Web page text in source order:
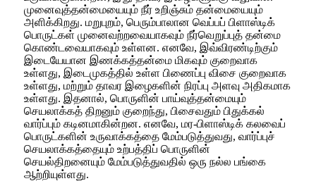
முனைவுத்தன்மையையும் நீர் உறிஞ்சும் தன்மையையும்
அளிக்கிறது. மறுபுறம், பெரும்பாலான வெப்பப் பிளாஸ்டிக்
பொருட்கள் முனைவற்றவையாகவும் நீர்வெறுப்புத் தன்மை
கொண்டவையாகவும் உள்ளன. எனவே, இவ்விரண்டிற்கும்
இடையேயான இணக்கத்தன்மை மிகவும் குறைவாக
உள்ளது, இடைமுகத்தில் உள்ள பிணைப்பு விசை குறைவாக
உள்ளது, மற்றும் தாவர இழைகளின் நிரப்பு அளவு அதிகமாக
உள்ளது. இதனால், பொருளின் பாய்வுத்தன்மையும்
செயலாக்கத் திறனும் குறைந்து, பிசைவதும் பிதுக்கல்
வார்ப்பும் கடினமாகின்றன. எனவே, மர-பிளாஸ்டிக் கலவைப்
பொருட்களின் உருவாக்கத்தை மேம்படுத்துவது, வார்ப்புச்
செயலாக்கத்தையும் உற்பத்திப் பொருளின்
செயல்திறனையும் மேம்படுத்துவதில் ஒரு நல்ல பங்கை
ஆற்றியுள்ளது.